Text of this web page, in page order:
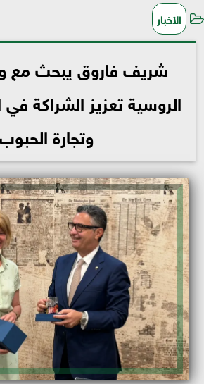
الأخبار
شريف فاروق يبحث مع
الروسية تعزيز الشراكة في
وتجارة الحبوب